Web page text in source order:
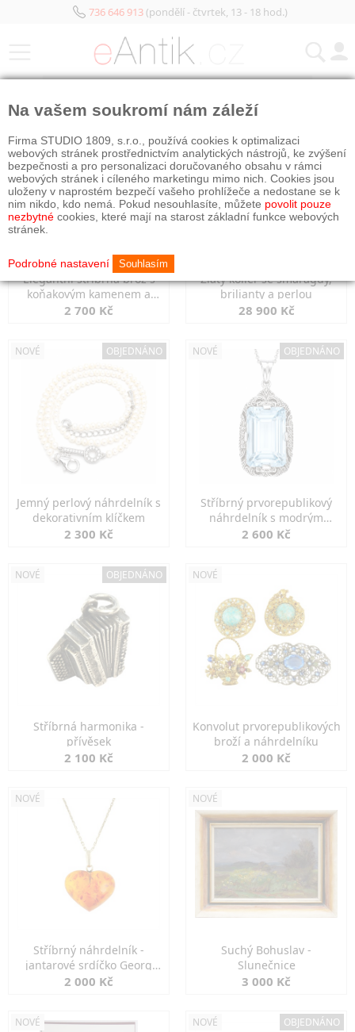
736 646 913(pondělí - čtvrtek, 13 - 18 hod.)
Elegantní stříbrná brož s
koňakovým kamenem a
markazity
2 700 Kč
Zlatý kolier se smaragdy,
brilianty a perlou
28 900 Kč
NOVÉ OBJEDNÁNO
Jemný perlový náhrdelník s
dekorativním klíčkem
2 300 Kč
NOVÉ OBJEDNÁNO
Stříbrný prvorepublikový
náhrdelník s modrým
spinelem
2 600 Kč
NOVÉ OBJEDNÁNO
Stříbrná harmonika -
přívěsek
2 100 Kč
NOVÉ
Konvolut prvorepublikových
broží a náhrdelníku
2 000 Kč
NOVÉ
Stříbrný náhrdelník -
jantarové srdíčko Georg
Kramer
2 000 Kč
NOVÉ
Suchý Bohuslav -
Slunečnice
3 000 Kč
NOVÉ NOVÉ OBJEDNÁNO
Na vašem soukromí nám záleží
Firma STUDIO 1809, s.r.o., používá cookies k optimalizaci
webových stránek prostřednictvím analytických nástrojů, ke zvýšení
bezpečnosti a pro personalizaci doručovaného obsahu v rámci
webových stránek i cíleného marketingu mimo nich. Cookies jsou
uloženy v naprostém bezpečí vašeho prohlížeče a nedostane se k
nim nikdo, kdo nemá. Pokud nesouhlasíte, můžete povolit pouze
nezbytné cookies, které mají na starost základní funkce webových
stránek.
Podrobné nastavení Souhlasím